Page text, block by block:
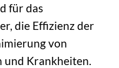
für das
die Effizienz der
von
und Krankheiten.